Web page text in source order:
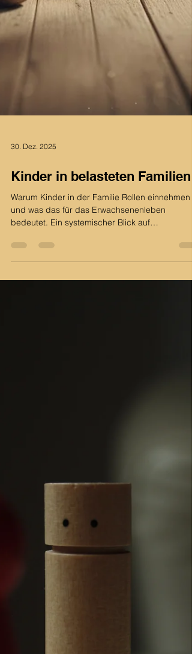
30. Dez. 2025
Kinder in belasteten Familien
Warum Kinder in der Familie Rollen einnehmen
bedeutet. Ein systemischer Blick auf
dysfunktionale Familiensysteme mit